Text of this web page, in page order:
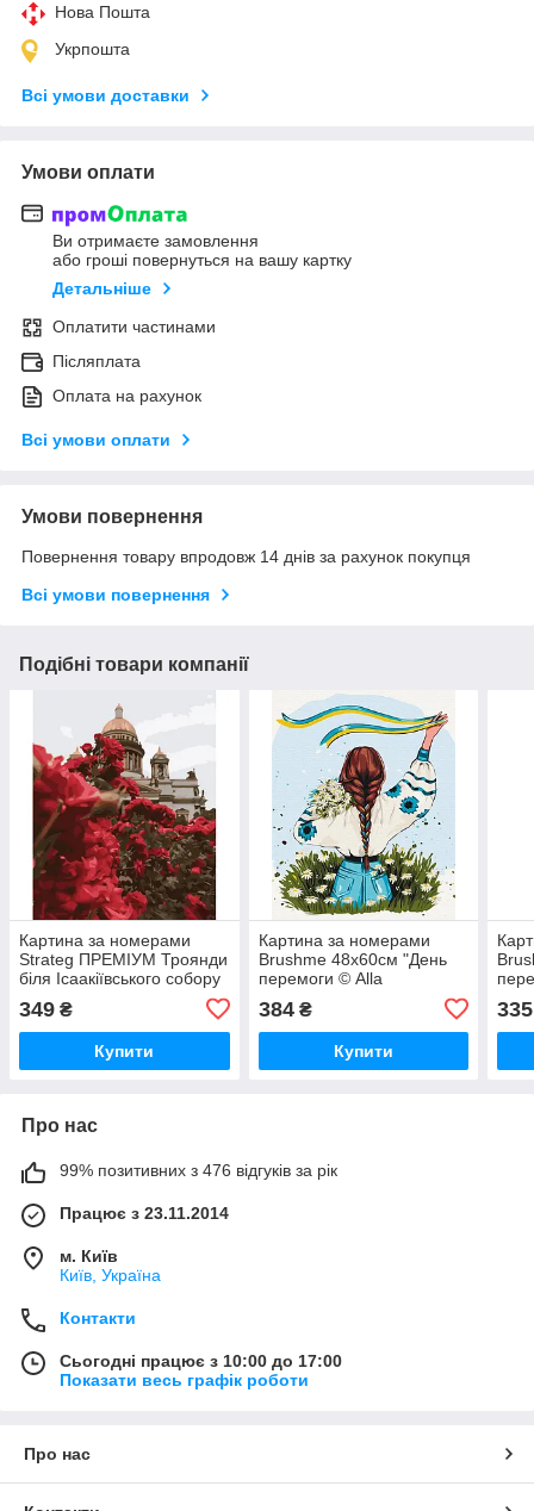
Нова Пошта
Укрпошта
Всі умови доставки
Умови оплати
Ви отримаєте замовлення
або гроші повернуться на вашу картку
Детальніше
Оплатити частинами
Післяплата
Оплата на рахунок
Всі умови оплати
Умови повернення
Повернення товару впродовж 14 днів за рахунок покупця
Всі умови повернення
Подібні товари компанії
Картина за номерами
Strateg ПРЕМІУМ Троянди
біля Ісаакіївського собору
з лаком розміром 40х50
см (GS1241)
349 ₴
Купити
Картина за номерами
Brushme 48x60см "День
перемоги © Alla
384₴
Купити
335
Про нас
99% позитивних з 476 відгуків за рік
Працює з 23.11.2014
м. Київ
Київ, Україна
Контакти
Сьогодні працює з 10:00 до 17:00
Показати весь графік роботи
Про нас